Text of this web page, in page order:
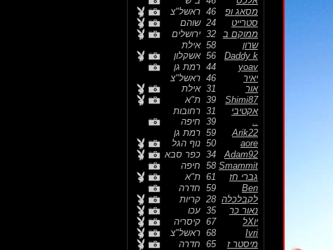
מסאג ופ
ראשל"צ
סטרייט
שוהם
ממוקם ב
ירושלים
שרון
אילת
Daddy k
אשקלון
yoav
רמת גן
יאיר
ראשל"צ
אור
אילת
Shimi87
ת"א
אקטיבי
רחובות
..
חיפה
Arik22
רמת גן
aore
נוף הגל
Adam92
כפר סבא
Smammit
חיפה
גברי חז
ת"א
Ben
חדרה
לקבלכלה
קריות
נאור כר
35
עכו
יוXל
67
קיסריה
Ivri
ראשל"צ
מיסטר ז
65 חדרה